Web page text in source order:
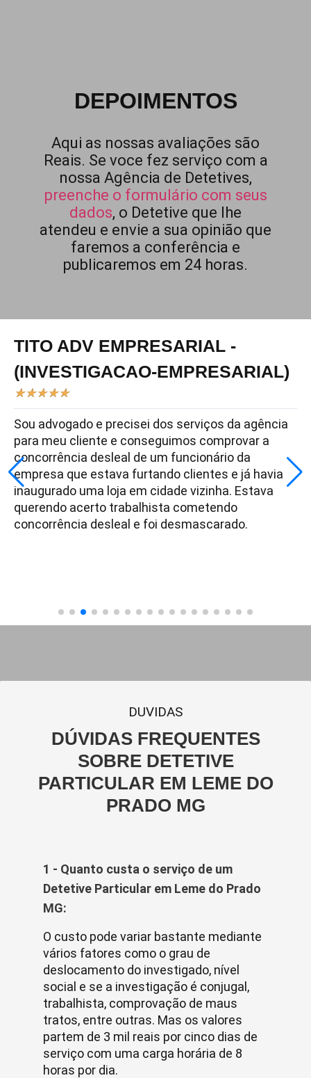
DEPOIMENTOS
Aqui as nossas avaliações são
Reais. Se voce fez serviço com a
nossa Agência de Detetives,
preenche o formulário com seus
dados, o Detetive que lhe
atendeu e envie a sua opinião que
faremos a conferência e
publicaremos em 24 horas.
TITO ADV EMPRESARIAL -
(INVESTIGACAO-EMPRESARIAL)
★★★★★
Sou advogado e precisei dos serviços da agência
para meu cliente e conseguimos comprovar a
concorrência desleal de um funcionário da
empresa que estava furtando clientes e já havia
inaugurado uma loja em cidade vizinha. Estava
querendo acerto trabalhista cometendo
concorrência desleal e foi desmascarado.
DUVIDAS
DÚVIDAS FREQUENTES
SOBRE DETETIVE
PARTICULAR EM LEME DO
PRADO MG
1 - Quanto custa o serviço de um
Detetive Particular em Leme do Prado
MG:
O custo pode variar bastante mediante
vários fatores como o grau de
deslocamento do investigado, nível
social e se a investigação é conjugal,
trabalhista, comprovação de maus
tratos, entre outras. Mas os valores
partem de 3 mil reais por cinco dias de
serviço com uma carga horária de 8
horas por dia.